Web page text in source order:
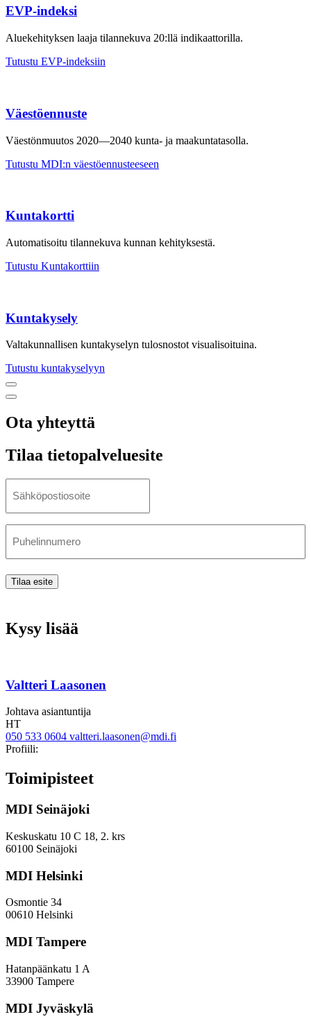
EVP-indeksi
Alue­kehityk­sen laaja tilanne­kuva 20:llä indikaat­torilla.
Tutustu EVP-indeksiin
Väestöennuste
Väestönmuutos 2020—2040 kunta- ja maakuntatasolla.
Tutustu MDI:n väestöennusteeseen
Kuntakortti
Automatisoitu tilannekuva kunnan kehityksestä.
Tutustu Kuntakorttiin
Kuntakysely
Valtakun­nallisen kuntakyselyn tulosnostot visualisoituina.
Tutustu kuntakyselyyn
Previous
Next
Ota yhteyttä
Tilaa tietopalveluesite
Tilaa esite
Kysy lisää
Valtteri Laasonen
Johtava asiantuntija
HT
050 533 0604 valtteri.laasonen@mdi.fi
Profiili:
Toimipisteet
MDI Seinäjoki
Keskuskatu 10 C 18, 2. krs
60100 Seinäjoki
MDI Helsinki
Osmontie 34
00610 Helsinki
MDI Tampere
Hatanpäänkatu 1 A
33900 Tampere
MDI Jyväskylä